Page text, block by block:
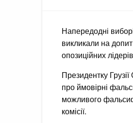
Напередодні
викликали на
опозиційних
Президентку
про ймовірні
можливого
комісії.